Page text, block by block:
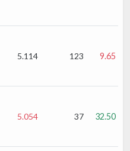
5.114 123 9.65
5.054 37 32.50